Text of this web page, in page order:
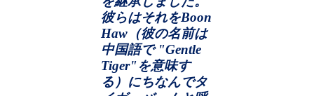
彼らはそれをBoon
Haw （彼の名前は
中国語で"Gentle
Tiger"を意味す
る）にちなんでタ